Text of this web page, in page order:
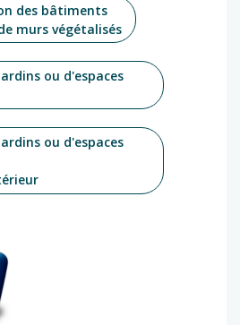
des bâtiments
murs végétalisés
ou d'espaces
ou d'espaces